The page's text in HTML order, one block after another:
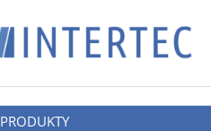
PRODUKTY